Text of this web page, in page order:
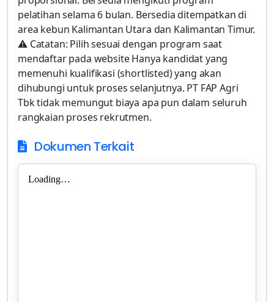
pelatihan selama 6 bulan. Bersedia ditempatkan di
area kebun Kalimantan Utara dan Kalimantan Timur.
⚠️ Catatan: Pilih sesuai dengan program saat
mendaftar pada website Hanya kandidat yang
memenuhi kualifikasi (shortlisted) yang akan
dihubungi untuk proses selanjutnya. PT FAP Agri
Tbk tidak memungut biaya apa pun dalam seluruh
rangkaian proses rekrutmen.
Dokumen Terkait